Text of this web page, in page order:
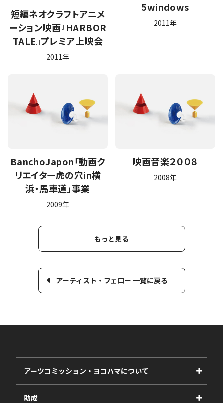
短編ネオクラフトアニメ
ーション映画『HARBOR
TALE』プレミア上映会
2011年
5windows
2011年
BanchoJapon「動画ク
リエイター虎の穴in横
浜・馬車道」事業
2009年
映画音楽２００８
2008年
もっと見る
アーティスト・フェロー 一覧に戻る
アーツコミッション・ヨコハマについて
事業紹介
助成